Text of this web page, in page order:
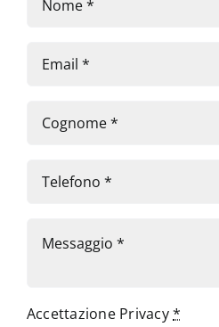
Accettazione Privacy*